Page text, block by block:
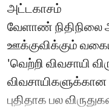
அட்டகாசம்
வேளாண் நிதிநிலை
ஊக்குவிக்கும்
'வெற்றி விவசாயி
விவசாயிகளுக்கான
புதிதாக பல